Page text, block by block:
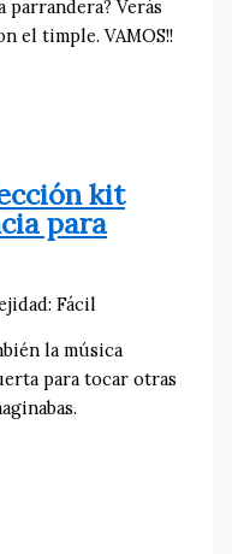
Verás
el timple. VAMOS!!
kit
para
Fácil
la música
para tocar otras